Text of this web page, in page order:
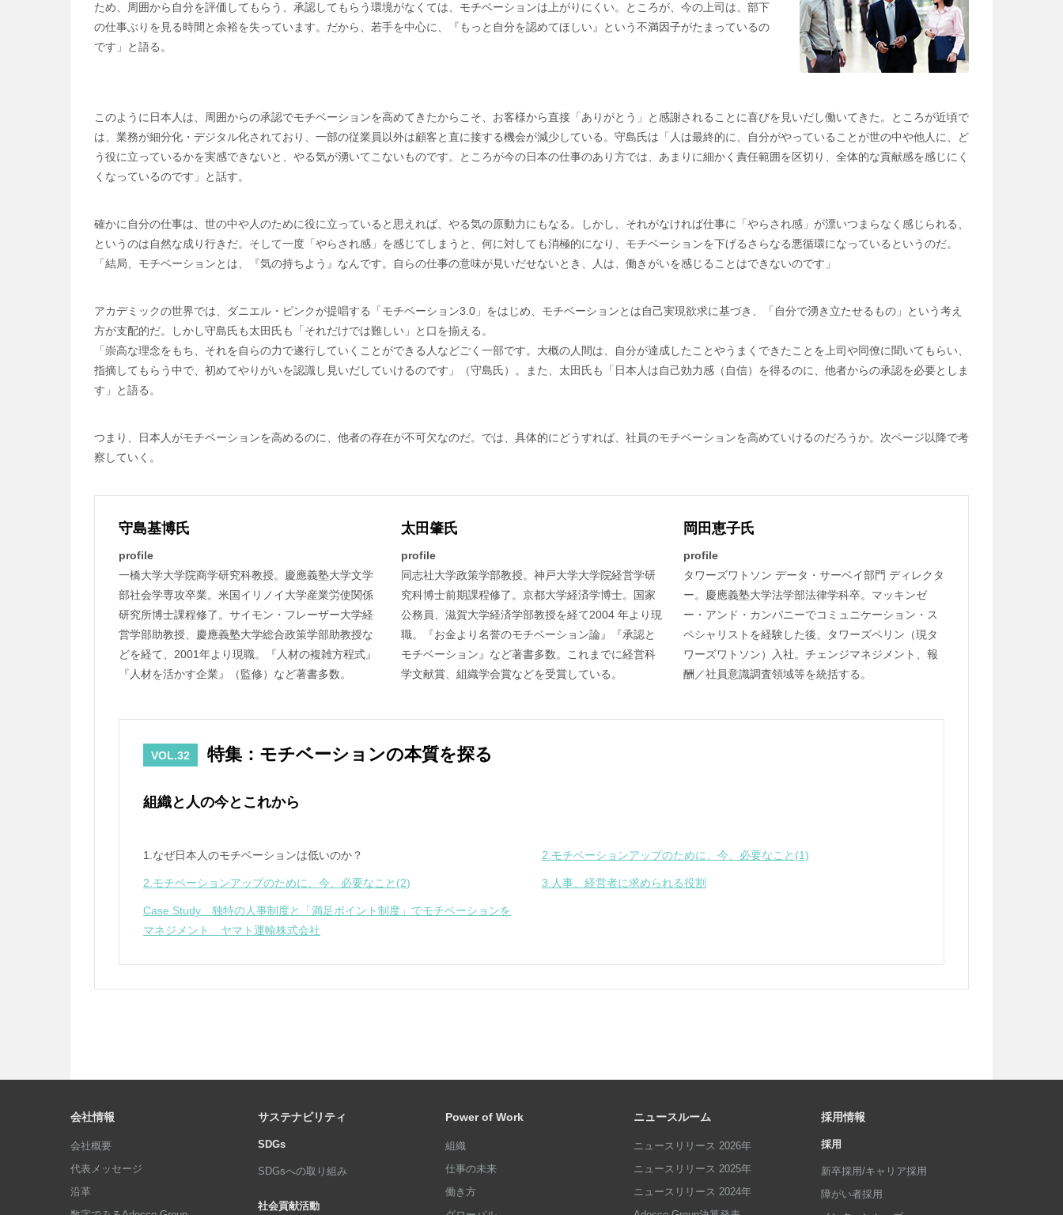
ため、周囲から自分を評価してもらう、承認してもらう環境がなくては、モチベーションは上がりにくい。ところが、今の上司は、部下
の仕事ぶりを見る時間と余裕を失っています。だから、若手を中心に、『もっと自分を認めてほしい』という不満因子がたまっているの
です」と語る。
このように日本人は、周囲からの承認でモチベーションを高めてきたからこそ、お客様から直接「ありがとう」と感謝されることに喜びを見いだし働いてきた。ところが近頃で
は、業務が細分化・デジタル化されており、一部の従業員以外は顧客と直に接する機会が減少している。守島氏は「人は最終的に、自分がやっていることが世の中や他人に、ど
う役に立っているかを実感できないと、やる気が湧いてこないものです。ところが今の日本の仕事のあり方では、あまりに細かく責任範囲を区切り、全体的な貢献感を感じにく
くなっているのです」と話す。
確かに自分の仕事は、世の中や人のために役に立っていると思えれば、やる気の原動力にもなる。しかし、それがなければ仕事に「やらされ感」が漂いつまらなく感じられる、
というのは自然な成り行きだ。そして一度「やらされ感」を感じてしまうと、何に対しても消極的になり、モチベーションを下げるさらなる悪循環になっているというのだ。
「結局、モチベーションとは、『気の持ちよう』なんです。自らの仕事の意味が見いだせないとき、人は、働きがいを感じることはできないのです」
アカデミックの世界では、ダニエル・ピンクが提唱する「モチベーション3.0」をはじめ、モチベーションとは自己実現欲求に基づき、「自分で湧き立たせるもの」という考え
方が支配的だ。しかし守島氏も太田氏も「それだけでは難しい」と口を揃える。
「崇高な理念をもち、それを自らの力で遂行していくことができる人などごく一部です。大概の人間は、自分が達成したことやうまくできたことを上司や同僚に聞いてもらい、
指摘してもらう中で、初めてやりがいを認識し見いだしていけるのです」（守島氏）。また、太田氏も「日本人は自己効力感（自信）を得るのに、他者からの承認を必要としま
す」と語る。
つまり、日本人がモチベーションを高めるのに、他者の存在が不可欠なのだ。では、具体的にどうすれば、社員のモチベーションを高めていけるのだろうか。次ページ以降で考
察していく。
守島基博氏
profile
一橋大学大学院商学研究科教授。慶應義塾大学文学
部社会学専攻卒業。米国イリノイ大学産業労使関係
研究所博士課程修了。サイモン・フレーザー大学経
営学部助教授、慶應義塾大学総合政策学部助教授な
どを経て、2001年より現職。『人材の複雑方程式』
『人材を活かす企業』（監修）など著書多数。
太田肇氏
profile
同志社大学政策学部教授。神戸大学大学院経営学研
究科博士前期課程修了。京都大学経済学博士。国家
公務員、滋賀大学経済学部教授を経て2004 年より現
職。『お金より名誉のモチベーション論』『承認と
モチベーション』など著書多数。これまでに経営科
学文献賞、組織学会賞などを受賞している。
岡田恵子氏
profile
タワーズワトソン データ・サーベイ部門 ディレクタ
ー。慶應義塾大学法学部法律学科卒。マッキンゼ
ー・アンド・カンパニーでコミュニケーション・ス
ペシャリストを経験した後、タワーズペリン（現タ
ワーズワトソン）入社。チェンジマネジメント、報
酬／社員意識調査領域等を統括する。
VOL.32 特集：モチベーションの本質を探る
組織と人の今とこれから
1.なぜ日本人のモチベーションは低いのか？ 2.モチベーションアップのために、今、必要なこと(1)
2.モチベーションアップのために、今、必要なこと(2) 3.人事、経営者に求められる役割
Case Study 独特の人事制度と「満足ポイント制度」でモチベーションを
マネジメント ヤマト運輸株式会社
会社情報
会社概要
代表メッセージ
沿革
サステナビリティ
SDGs
SDGsへの取り組み
社会貢献活動
Power of Work
組織
仕事の未来
働き方
ニュースルーム
ニュースリリース 2026年
ニュースリリース 2025年
ニュースリリース 2024年
採用情報
採用
新卒採用/キャリア採用
障がい者採用